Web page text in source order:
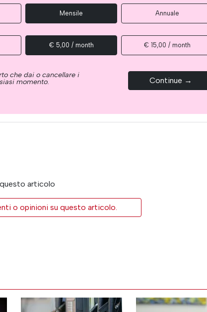
Mensile Annuale
€ 5,00 / month € 15,00 / month
che dai o cancellare i
momento. Continue →
articolo
o opinioni su questo articolo.